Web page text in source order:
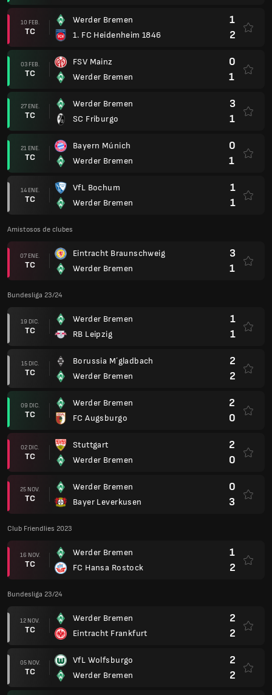
10 FEB.
TC
Werder Bremen
1. FC Heidenheim 1846
1
2
03 FEB.
TC
FSV Mainz
Werder Bremen
0
1
27 ENE.
TC
Werder Bremen
SC Friburgo
3
1
21 ENE.
TC
Bayern Múnich
Werder Bremen
0
1
14 ENE.
TC
VfL Bochum
Werder Bremen
1
1
Amistosos de clubes
07 ENE.
TC
Eintracht Braunschweig
Werder Bremen
3
1
Bundesliga 23/24
19 DIC.
TC
Werder Bremen
RB Leipzig
1
1
15 DIC.
TC
Borussia M´gladbach
Werder Bremen
2
2
09 DIC.
TC
Werder Bremen
FC Augsburgo
2
0
02 DIC.
TC
Stuttgart
Werder Bremen
2
0
25 NOV.
TC
Werder Bremen
Bayer Leverkusen
0
3
Club Friendlies 2023
16 NOV.
TC
Werder Bremen
FC Hansa Rostock
1
2
Bundesliga 23/24
12 NOV.
TC
Werder Bremen
Eintracht Frankfurt
2
2
05 NOV.
TC
VfL Wolfsburgo
Werder Bremen
2
2